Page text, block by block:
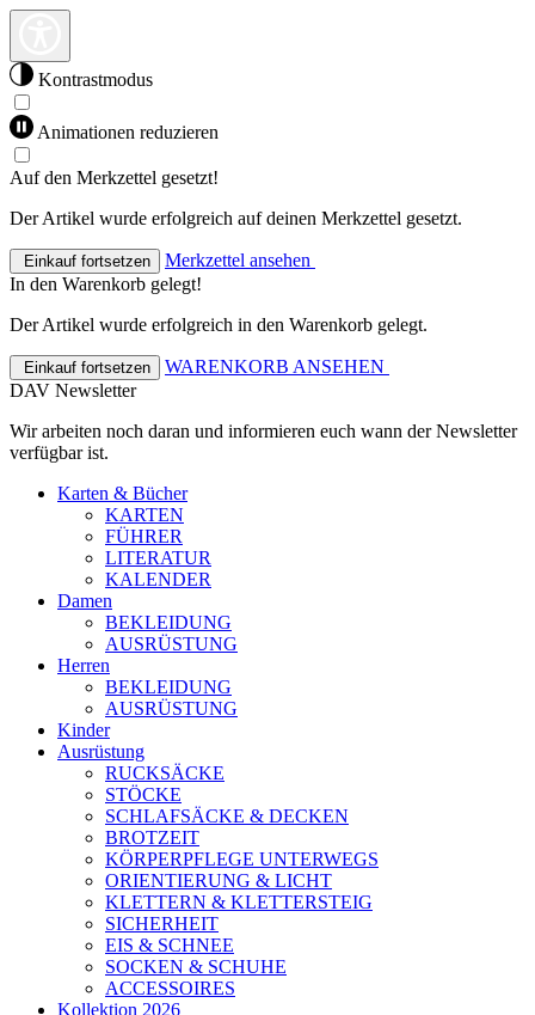
Kontrastmodus
Animationen reduzieren
Auf den Merkzettel gesetzt!
Der Artikel wurde erfolgreich auf deinen Merkzettel gesetzt.
Einkauf fortsetzen
Merkzettel ansehen
In den Warenkorb gelegt!
Der Artikel wurde erfolgreich in den Warenkorb gelegt.
Einkauf fortsetzen
WARENKORB ANSEHEN
DAV Newsletter
Wir arbeiten noch daran und informieren euch wann der Newsletter
verfügbar ist.
Karten & Bücher
KARTEN
FÜHRER
LITERATUR
KALENDER
Damen
BEKLEIDUNG
AUSRÜSTUNG
Herren
BEKLEIDUNG
AUSRÜSTUNG
Kinder
Ausrüstung
RUCKSÄCKE
STÖCKE
SCHLAFSÄCKE & DECKEN
BROTZEIT
KÖRPERPFLEGE UNTERWEGS
ORIENTIERUNG & LICHT
KLETTERN & KLETTERSTEIG
SICHERHEIT
EIS & SCHNEE
SOCKEN & SCHUHE
ACCESSOIRES
Kollektion 2026